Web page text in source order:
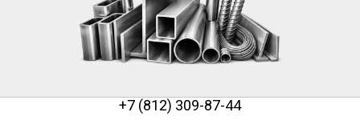
+7 (812) 309-87-44